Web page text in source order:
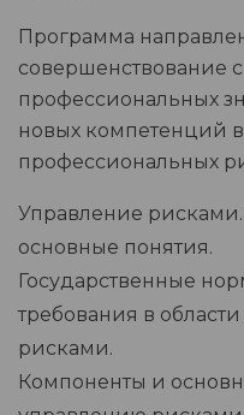
Программа
совершенствование
профессиональных
новых компетенций
профессиональных
Управление
основные понятия.
Государственные
требования в
рисками.
Компоненты и